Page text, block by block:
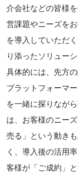
介会社などの皆様
営課題やニーズを
を導入していただ
り添ったソリュー
具体的には、先方
プラットフォーマ
を一緒に探りなが
は、お客様のニー
売る」という動き
く、導入後の活用
客様が「ご成約」